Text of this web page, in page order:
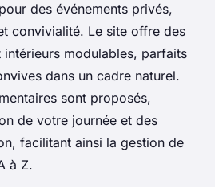
des événements privés,
convivialité. Le site offre des
intérieurs modulables, parfaits
dans un cadre naturel.
sont proposés,
de votre journée et des
facilitant ainsi la gestion de
à Z.